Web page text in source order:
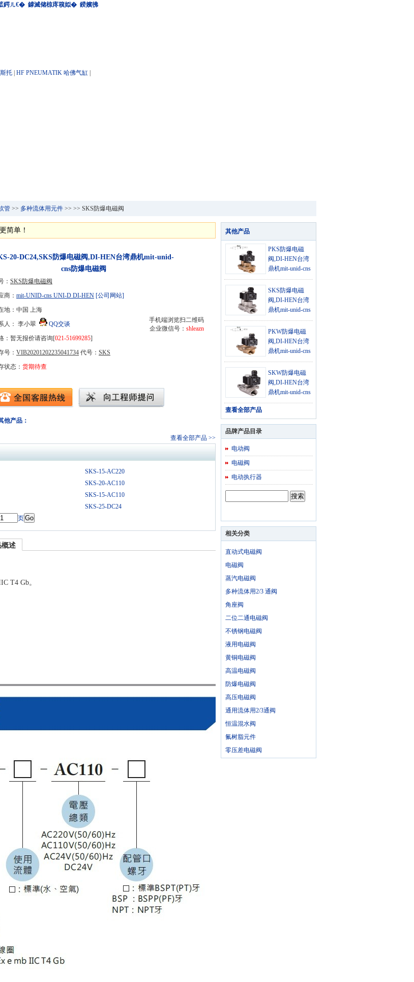
鍔ㄦ€� 鎼滅储椋庝簯姒� 鍨嬪彿
托 HF PNEUMATIK 哈佛气缸
管 >> 多种流体用元件 >> >> SKS防爆电磁阀
更简单！
20-DC24,SKS防爆电磁阀,DI-HEN台湾鼎机mit-unid-
cns防爆电磁阀
： SKS防爆电磁阀
商： mit-UNID-cns UNI-D DI-HEN [公司网站]
地：中国 上海
人： 李小翠
QQ交谈
：暂无报价请咨询[021-51699285]
号： VIB20201202235041734 代号： SKS
状态： 货期待查
手机端浏览扫二维码
企业微信号： shleazn
他产品：
查看全部产品 >>
SKS-15-AC220
SKS-20-AC110
SKS-15-AC110
SKS-25-DC24
页
述
T4 Gb。
其他产品
PKS防爆电磁
阀,DI-HEN台湾
鼎机mit-unid-cns
防爆电磁阀
SKS防爆电磁
阀,DI-HEN台湾
鼎机mit-unid-cns
防爆电磁阀
PKW防爆电磁
阀,DI-HEN台湾
鼎机mit-unid-cns
防爆电磁阀
SKW防爆电磁
阀,DI-HEN台湾
鼎机mit-unid-cns
防爆电磁阀
查看全部产品
品牌产品目录
电动阀
电磁阀
电动执行器
相关分类
直动式电磁阀
电磁阀
蒸汽电磁阀
多种流体用2/3 通阀
角座阀
二位二通电磁阀
不锈钢电磁阀
液用电磁阀
黄铜电磁阀
高温电磁阀
防爆电磁阀
高压电磁阀
通用流体用2/3通阀
恒温混水阀
氟树脂元件
零压差电磁阀